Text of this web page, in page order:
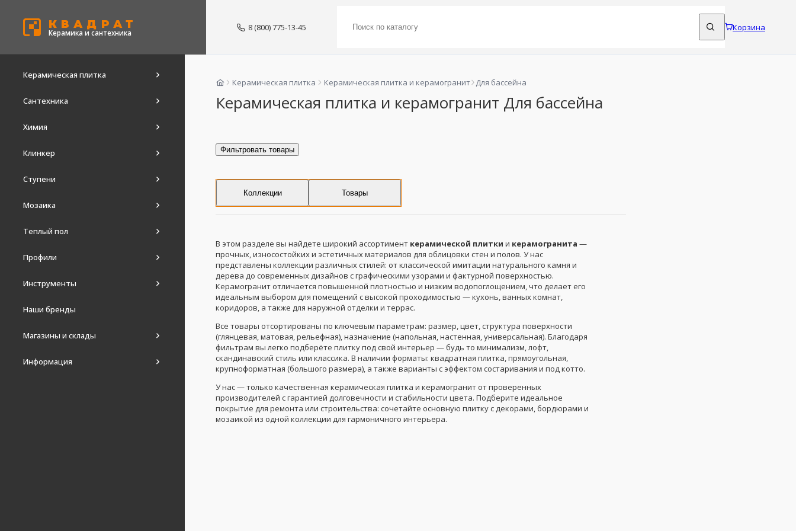
КВАДРАТ
Керамика и сантехника
8 (800) 775-13-45 Корзина
Керамическая плитка
Сантехника
Химия
Клинкер
Ступени
Мозаика
Теплый пол
Профили
Инструменты
Наши бренды
Магазины и склады
Информация
Керамическая плитка Керамическая плитка и керамогранит Для бассейна
Керамическая плитка и керамогранит Для бассейна
Фильтровать товары
Коллекции Товары
В этом разделе вы найдете широкий ассортимент керамической плитки и керамогранита —
прочных, износостойких и эстетичных материалов для облицовки стен и полов. У нас
представлены коллекции различных стилей: от классической имитации натурального камня и
дерева до современных дизайнов с графическими узорами и фактурной поверхностью.
Керамогранит отличается повышенной плотностью и низким водопоглощением, что делает его
идеальным выбором для помещений с высокой проходимостью — кухонь, ванных комнат,
коридоров, а также для наружной отделки и террас.
Все товары отсортированы по ключевым параметрам: размер, цвет, структура поверхности
(глянцевая, матовая, рельефная), назначение (напольная, настенная, универсальная). Благодаря
фильтрам вы легко подберёте плитку под свой интерьер — будь то минимализм, лофт,
скандинавский стиль или классика. В наличии форматы: квадратная плитка, прямоугольная,
крупноформатная (большого размера), а также варианты с эффектом состаривания и под котто.
У нас — только качественная керамическая плитка и керамогранит от проверенных
производителей с гарантией долговечности и стабильности цвета. Подберите идеальное
покрытие для ремонта или строительства: сочетайте основную плитку с декорами, бордюрами и
мозаикой из одной коллекции для гармоничного интерьера.